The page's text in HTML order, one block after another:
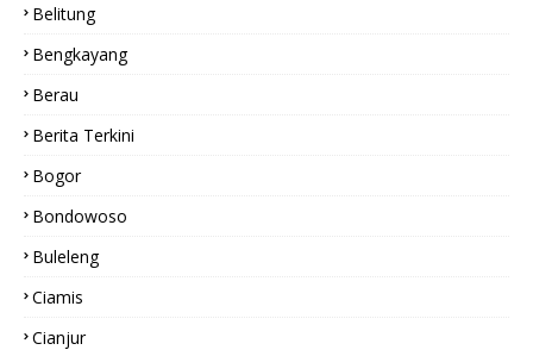
Belitung
Bengkayang
Berau
Berita Terkini
Bogor
Bondowoso
Buleleng
Ciamis
Cianjur